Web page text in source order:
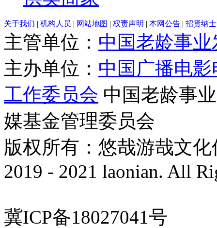
关于我们 | 机构人员 | 网站地图 | 权责声明 | 本网公告 | 招贤纳士
主管单位： 中国老龄事
主办单位： 中国广播电
工作委员会 中国老龄事
媒基金管理委员会
版权所有：悠哉游哉文
2019 - 2021 laonian. All
冀ICP备18027041号